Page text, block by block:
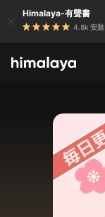
Himalaya-有聲書
4.8k 安裝